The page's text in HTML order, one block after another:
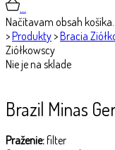
…
Načítavam obsah
>Produkty>Bracia
Ziółkowscy
Nie je na sklade
Brazil Minas
Praženie:filter